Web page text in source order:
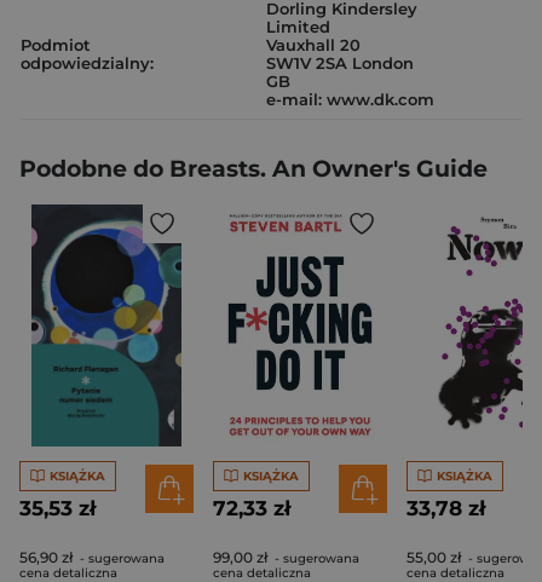
Podmiot
odpowiedzialny:
Dorling Kindersley
Limited
Vauxhall 20
SW1V 2SA London
GB
e-mail: www.dk.com
Podobne do Breasts. An Owner's Guide
KSIĄŻKA
35,53 zł
56,90 zł - sugerowana
cena detaliczna
KSIĄŻKA
72,33 zł
99,00 zł - sugerowana
cena detaliczna
KSIĄŻKA
33,78 zł
55,00 zł -
cena detaliczna